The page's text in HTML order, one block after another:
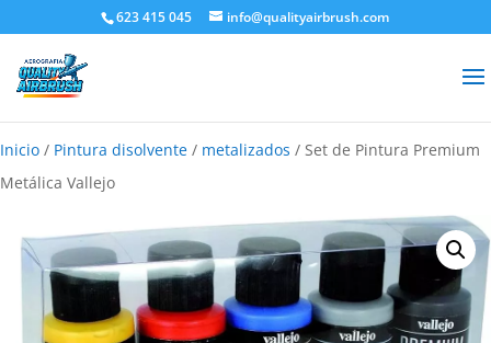
623 415 045 info@qualityairbrush.com
Inicio / Pintura disolvente / metalizados / Set de Pintura Premium
Metálica Vallejo